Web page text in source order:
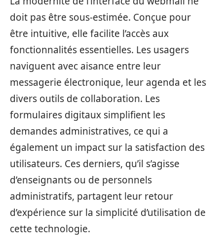
doit pas être sous-estimée. Conçue pour
être intuitive, elle facilite l’accès aux
fonctionnalités essentielles. Les usagers
naviguent avec aisance entre leur
messagerie électronique, leur agenda et les
divers outils de collaboration. Les
formulaires digitaux simplifient les
demandes administratives, ce qui a
également un impact sur la satisfaction des
utilisateurs. Ces derniers, qu’il s’agisse
d’enseignants ou de personnels
administratifs, partagent leur retour
d’expérience sur la simplicité d’utilisation de
cette technologie.